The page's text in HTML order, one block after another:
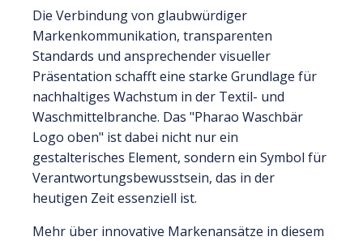
Die Verbindung von glaubwürdiger
Markenkommunikation, transparenten
Standards und ansprechender visueller
Präsentation schafft eine starke Grundlage für
nachhaltiges Wachstum in der Textil- und
Waschmittelbranche. Das "Pharao Waschbär
Logo oben" ist dabei nicht nur ein
gestalterisches Element, sondern ein Symbol für
Verantwortungsbewusstsein, das in der
heutigen Zeit essenziell ist.
Mehr über innovative Markenansätze in diesem